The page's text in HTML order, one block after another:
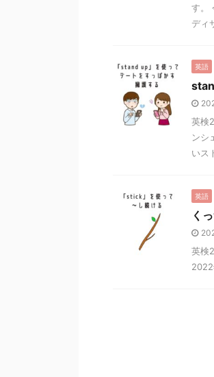
す。
ディ
英語
英検
ンシ
いス
英語
く
英検